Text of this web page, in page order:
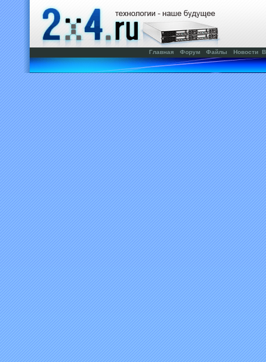
Главная Форум Файлы Новости